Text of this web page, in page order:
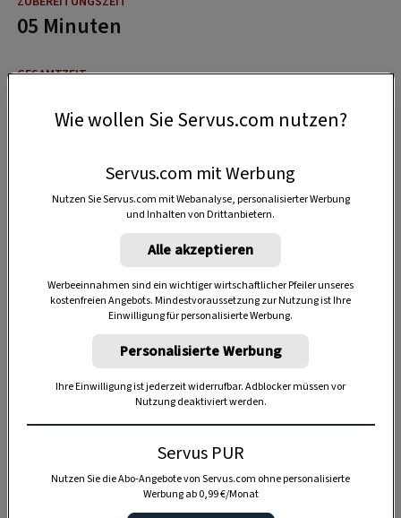
05 Minuten
Anzeige
Wie wollen Sie Servus.com nutzen?
Servus.com mit Werbung
Nutzen Sie Servus.com mit Webanalyse, personalisierter Werbung
und Inhalten von Drittanbietern.
Alle akzeptieren
Werbeeinnahmen sind ein wichtiger wirtschaftlicher Pfeiler unseres
kostenfreien Angebots. Mindestvoraussetzung zur Nutzung ist Ihre
Einwilligung für personalisierte Werbung.
Personalisierte Werbung
Ihre Einwilligung ist jederzeit widerrufbar. Adblocker müssen vor
Nutzung deaktiviert werden.
Servus PUR
Nutzen Sie die Abo-Angebote von Servus.com ohne personalisierte
Werbung ab 0,99 €/Monat